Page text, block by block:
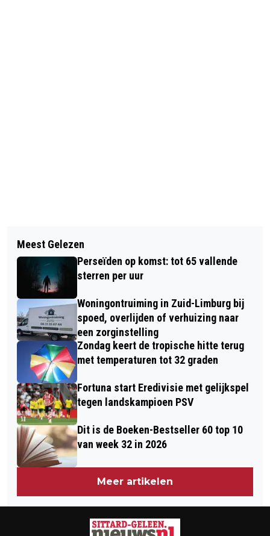
STAMCELBANK KRIJGT ERKENNING
NIET TERUG
VODAFONEZIGGO PAST STRATEGIE
AAN EN REKENT OP LAGERE WINST
Meest Gelezen
Perseïden op komst: tot 65 vallende
sterren per uur
Woningontruiming in Zuid-Limburg bij
spoed, overlijden of verhuizing naar
een zorginstelling
Zondag keert de tropische hitte terug
met temperaturen tot 32 graden
Fortuna start Eredivisie met gelijkspel
tegen landskampioen PSV
Dit is de Boeken-Bestseller 60 top 10
van week 32 in 2026
Meer artikelen